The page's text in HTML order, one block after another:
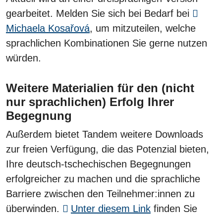
gearbeitet. Melden Sie sich bei Bedarf bei
Michaela Kosařová, um mitzuteilen, welche
sprachlichen Kombinationen Sie gerne nutzen
würden.
Weitere Materialien für den (nicht
nur sprachlichen) Erfolg Ihrer
Begegnung
Außerdem bietet Tandem weitere Downloads
zur freien Verfügung, die das Potenzial bieten,
Ihre deutsch-tschechischen Begegnungen
erfolgreicher zu machen und die sprachliche
Barriere zwischen den Teilnehmer:innen zu
überwinden.
Unter diesem Linkfinden Sie